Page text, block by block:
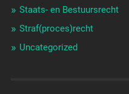
Staats- en Bestuursrecht
Straf(proces)recht
Uncategorized